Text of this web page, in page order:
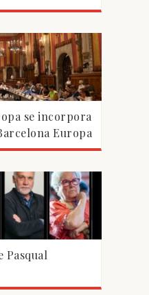
se incorpora
Europa
Pasqual